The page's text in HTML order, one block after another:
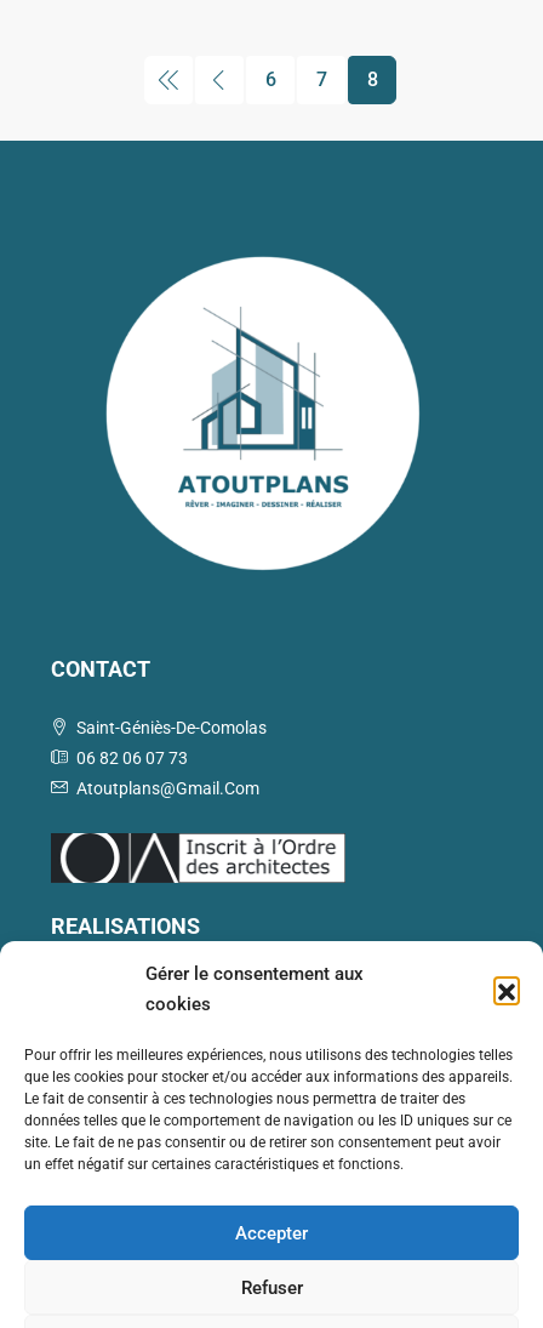
Gérer le consentement aux
cookies
Pour offrir les meilleures expériences, nous utilisons des technologies telles
que les cookies pour stocker et/ou accéder aux informations des appareils.
Le fait de consentir à ces technologies nous permettra de traiter des
données telles que le comportement de navigation ou les ID uniques sur ce
site. Le fait de ne pas consentir ou de retirer son consentement peut avoir
un effet négatif sur certaines caractéristiques et fonctions.
Accepter
Refuser
6 7 8
CONTACT
Saint-Géniès-De-Comolas
06 82 06 07 73
Atoutplans@gmail.com
REALISATIONS
Ref 338 – Local Professionnel, Bureaux Et
Logement À Saint-Rémy-De-Provence (13)
LOCAUX PROFESSIONNELS
Ref 06 – Longère À Carsan (30)
RÉNOVATION